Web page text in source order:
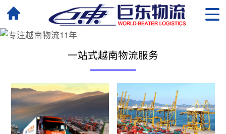
一站式越南物流服务